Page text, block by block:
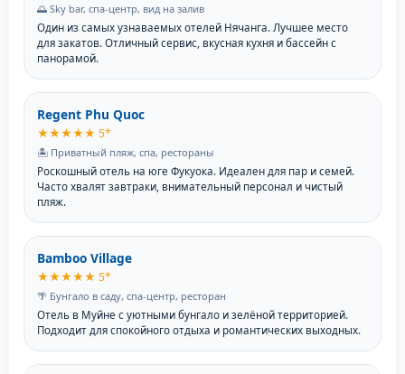
🌅 Sky bar, спа-центр, вид на залив
Один из самых узнаваемых отелей Нячанга. Лучшее место
для закатов. Отличный сервис, вкусная кухня и бассейн с
панорамой.
Regent Phu Quoc
★★★★★ 5*
🏝️ Приватный пляж, спа, рестораны
Роскошный отель на юге Фукуока. Идеален для пар и семей.
Часто хвалят завтраки, внимательный персонал и чистый
пляж.
Bamboo Village
★★★★★ 5*
🌴 Бунгало в саду, спа-центр, ресторан
Отель в Муйне с уютными бунгало и зелёной территорией.
Подходит для спокойного отдыха и романтических выходных.